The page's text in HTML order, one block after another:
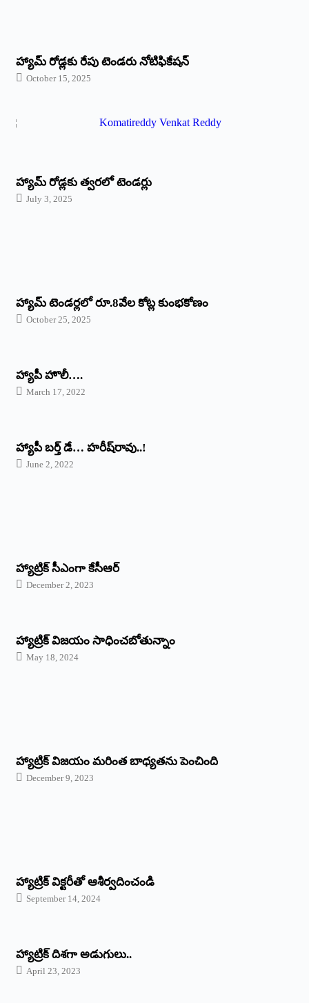
హ్యామ్‌ రోడ్లకు రేపు టెండరు నోటిఫికేషన్‌
October 15, 2025
హ్యామ్‌ రోడ్లకు త్వరలో టెండర్లు
July 3, 2025
హ్యామ్‌ ‌టెండర్లలో రూ.8వేల కోట్ల కుంభకోణం
October 25, 2025
హ్యాపీ హొలీ….
March 17, 2022
హ్యాపీ బర్త్ ‌డే… హరీష్‌రావు..!
June 2, 2022
హ్యాట్రిక్‌ ‌సీఎంగా కేసీఆర్‌
December 2, 2023
హ్యాట్రిక్‌ విజయం సాధించబోతున్నాం
May 18, 2024
హ్యాట్రిక్ విజయం మరింత బాధ్యతను పెంచింది
December 9, 2023
హ్యాట్రిక్‌ ‌విక్టరీతో ఆశీర్వదించండి
September 14, 2024
‌హ్యాట్రిక్‌ ‌దిశగా అడుగులు..
April 23, 2023